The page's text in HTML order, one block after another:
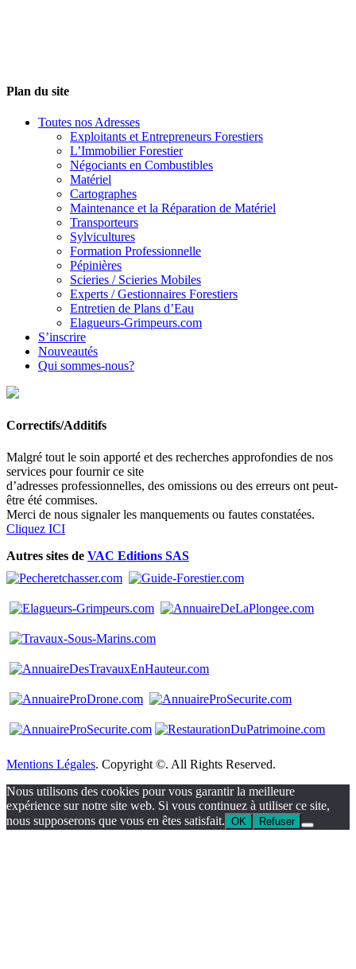
Plan du site
Toutes nos Adresses
Exploitants et Entrepreneurs Forestiers
L’Immobilier Forestier
Négociants en Combustibles
Matériel
Cartographes
Maintenance et la Réparation de Matériel
Transporteurs
Sylvicultures
Formation Professionnelle
Pépinières
Scieries / Scieries Mobiles
Experts / Gestionnaires Forestiers
Entretien de Plans d’Eau
Elagueurs-Grimpeurs.com
S’inscrire
Nouveautés
Qui sommes-nous?
Correctifs/Additifs
Malgré tout le soin apporté et des recherches approfondies de nos
services pour fournir ce site
d’adresses professionnelles, des omissions ou des erreurs ont peut-
être été commises.
Merci de nous signaler les manquements ou fautes constatées.
Cliquez ICI
Autres sites de VAC Editions SAS
Mentions Légales. Copyright ©. All Rights Reserved.
Nous utilisons des cookies pour vous garantir la meilleure
expérience sur notre site web. Si vous continuez à utiliser ce site,
nous supposerons que vous en êtes satisfait. OK Refuser